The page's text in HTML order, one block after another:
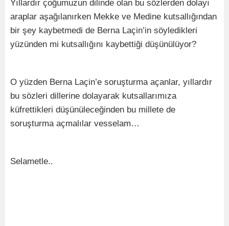
Yıllardır çoğumuzun dilinde olan bu sözlerden dolayı
araplar aşağılanırken Mekke ve Medine kutsallığından
bir şey kaybetmedi de Berna Laçin’in söyledikleri
yüzünden mi kutsallığını kaybettiği düşünülüyor?
O yüzden Berna Laçin’e soruşturma açanlar, yıllardır
bu sözleri dillerine dolayarak kutsallarımıza
küfrettikleri düşünüleceğinden bu millete de
soruşturma açmalılar vesselam…
Selametle..